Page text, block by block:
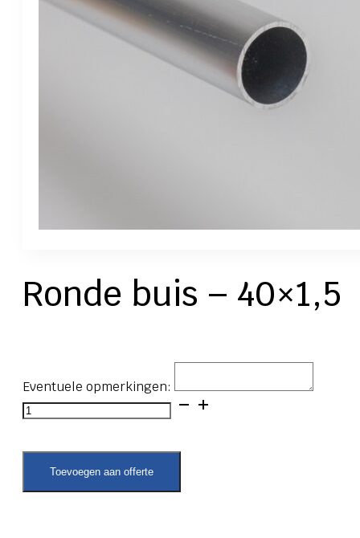
Ronde buis – 40×1,5
Eventuele opmerkingen:
Ronde
buis
40x1,5
aantalToevoegen aan offerte